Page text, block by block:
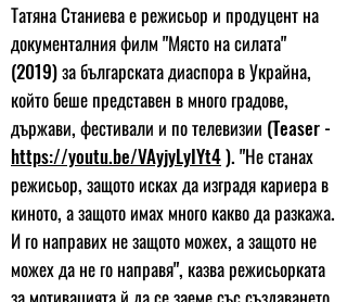
Татяна Станиева е режисьор и продуцент на
документалния филм "Място на силата"
(2019) за българската диаспора в Украйна,
който беше представен в много градове,
държави, фестивали и по телевизии (Teaser -
https://youtu.be/VAyjyLyIYt4). "Не станах
режисьор, защото исках да изградя кариера в
киното, а защото имах много какво да разкажа.
И го направих не защото можех, а защото не
можех да не го направя", казва режисьорката